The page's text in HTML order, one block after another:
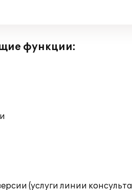
функции:
(услуги линии